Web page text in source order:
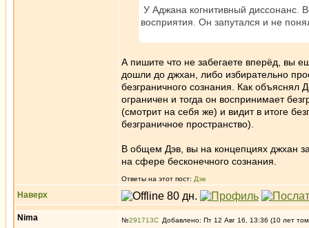
У Аджана когнитивный диссонанс.
восприятия. Он запутался и не
А пишите что не забегаете вперёд, вы
дошли до джхан, либо избирательно
безграничного сознания. Как объяснял
ограничен и тогда он воспринимает
(смотрит на себя же) и видит в итоге
безграничное пространство).
В общем Дэв, вы на концепциях джхан
на сфере бесконечного сознания.
Ответы на этот пост: Дэв
Наверх
Nima №291713 Добавлено: Пт 12 Авг 16, 13:36 (10 лет